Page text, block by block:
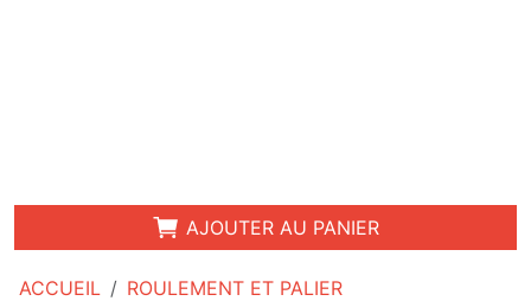
ACCUEIL
ROULEMENT ET PALIER
AJOUTER AU PANIER